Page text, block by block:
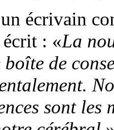
écrivain
: «La
boîte de
sont les